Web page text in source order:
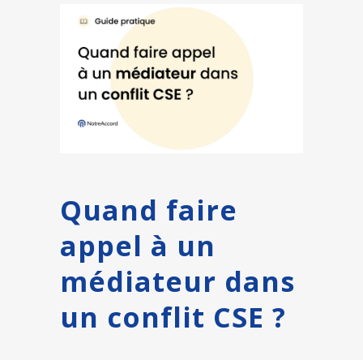
Quand faire
appel à un
médiateur dans
un conflit CSE ?